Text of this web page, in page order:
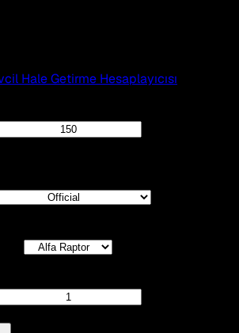
Hale Getirme Hesaplayıcısı